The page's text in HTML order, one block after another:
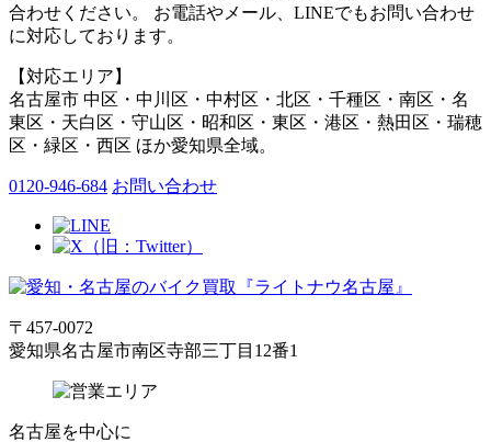
合わせください。 お電話やメール、LINEでもお問い合わせ
に対応しております。
【対応エリア】
名古屋市 中区・中川区・中村区・北区・千種区・南区・名
東区・天白区・守山区・昭和区・東区・港区・熱田区・瑞穂
区・緑区・西区 ほか愛知県全域。
0120-946-684 お問い合わせ
〒457-0072
愛知県名古屋市南区寺部三丁目12番1
名古屋を中心に